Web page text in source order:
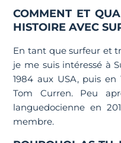
COMMENT ET
HISTOIRE AVEC
En tant que surfeur et
je me suis intéressé à
1984 aux USA, puis
Tom Curren. Peu
languedocienne en
membre.